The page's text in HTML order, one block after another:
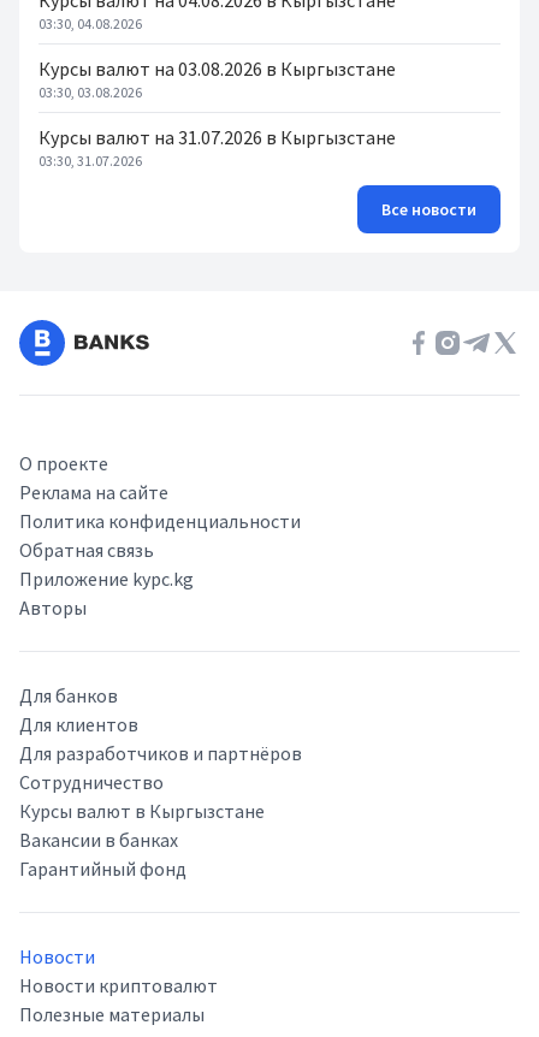
03:30, 04.08.2026
Курсы валют на 03.08.2026 в Кыргызстане
03:30, 03.08.2026
Курсы валют на 31.07.2026 в Кыргызстане
03:30, 31.07.2026
Все новости
О проекте
Реклама на сайте
Политика конфиденциальности
Обратная связь
Приложение kypc.kg
Авторы
Для банков
Для клиентов
Для разработчиков и партнёров
Сотрудничество
Курсы валют в Кыргызстане
Вакансии в банках
Гарантийный фонд
Новости
Новости криптовалют
Полезные материалы